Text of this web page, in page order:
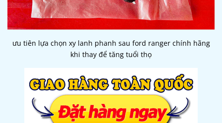
ưu tiên lựa chọn xy lanh phanh sau ford ranger chính hãng
khi thay để tăng tuổi thọ